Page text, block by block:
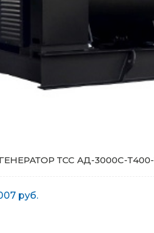
ТСС АД-3000С-
руб.